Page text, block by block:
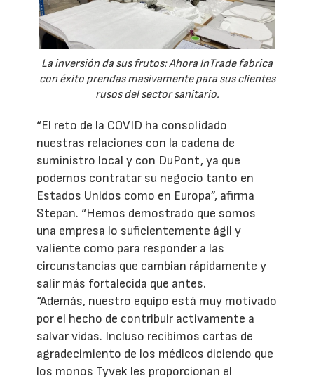
La inversión da sus frutos: Ahora InTrade fabrica
con éxito prendas masivamente para sus clientes
rusos del sector sanitario.
“El reto de la COVID ha consolidado
nuestras relaciones con la cadena de
suministro local y con DuPont, ya que
podemos contratar su negocio tanto en
Estados Unidos como en Europa”, afirma
Stepan. “Hemos demostrado que somos
una empresa lo suficientemente ágil y
valiente como para responder a las
circunstancias que cambian rápidamente y
salir más fortalecida que antes.
“Además, nuestro equipo está muy motivado
por el hecho de contribuir activamente a
salvar vidas. Incluso recibimos cartas de
agradecimiento de los médicos diciendo que
los monos Tyvek les proporcionan el